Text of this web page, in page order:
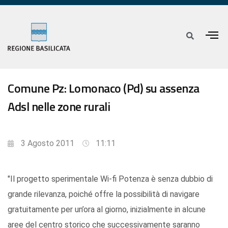
Comune Pz: Lomonaco (Pd) su assenza
Adsl nelle zone rurali
3 Agosto 2011 11:11
"Il progetto sperimentale Wi-fi Potenza è senza dubbio di
grande rilevanza, poiché offre la possibilità di navigare
gratuitamente per un’ora al giorno, inizialmente in alcune
aree del centro storico che successivamente saranno